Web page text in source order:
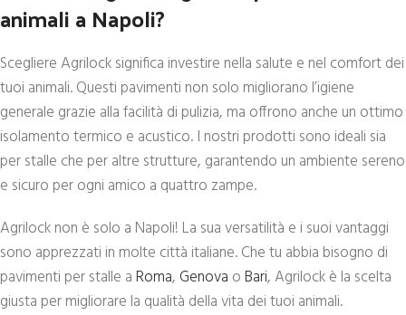
animali a Napoli?
Scegliere Agrilock significa investire nella salute e nel comfort dei
tuoi animali. Questi pavimenti non solo migliorano l’igiene
generale grazie alla facilità di pulizia, ma offrono anche un ottimo
isolamento termico e acustico. I nostri prodotti sono ideali sia
per stalle che per altre strutture, garantendo un ambiente sereno
e sicuro per ogni amico a quattro zampe.
Agrilock non è solo a Napoli! La sua versatilità e i suoi vantaggi
sono apprezzati in molte città italiane. Che tu abbia bisogno di
pavimenti per stalle aRoma, Genova oBari, Agrilock è la scelta
giusta per migliorare la qualità della vita dei tuoi animali.